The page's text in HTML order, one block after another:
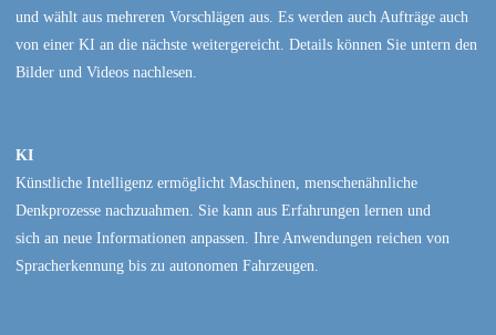
und wählt aus mehreren Vorschlägen aus. Es werden auch Aufträge auch
von einer KI an die nächste weitergereicht. Details können Sie untern den
Bilder und Videos nachlesen.
KI
Künstliche Intelligenz ermöglicht Maschinen, menschenähnliche
Denkprozesse nachzuahmen. Sie kann aus Erfahrungen lernen und
sich an neue Informationen anpassen. Ihre Anwendungen reichen von
Spracherkennung bis zu autonomen Fahrzeugen.